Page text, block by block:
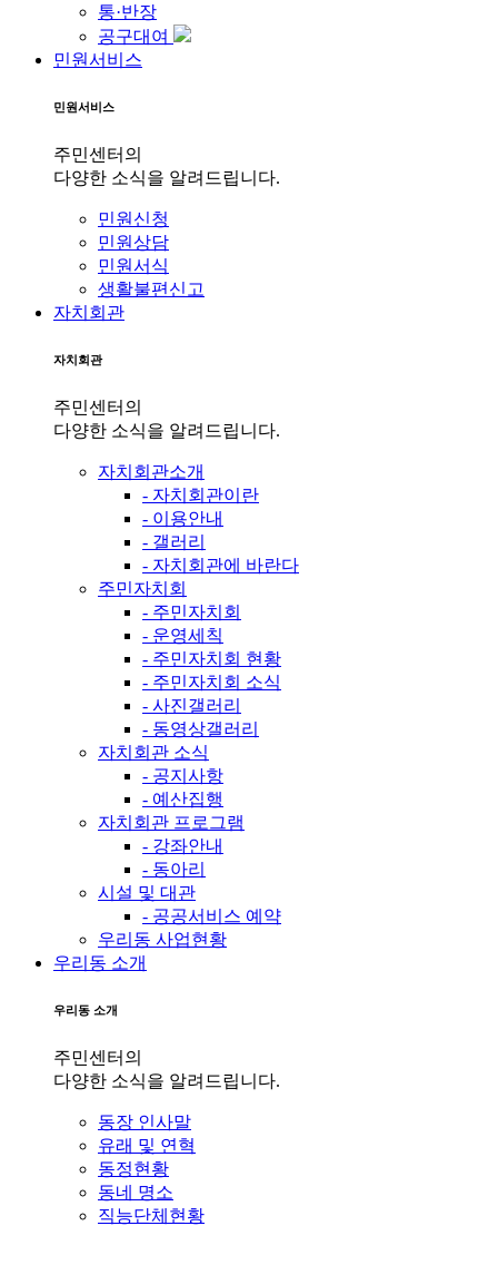
통·반장
공구대여
민원서비스
민원서비스
주민센터의
다양한 소식을 알려드립니다.
민원신청
민원상담
민원서식
생활불편신고
자치회관
자치회관
주민센터의
다양한 소식을 알려드립니다.
자치회관소개
- 자치회관이란
- 이용안내
- 갤러리
- 자치회관에 바란다
주민자치회
- 주민자치회
- 운영세칙
- 주민자치회 현황
- 주민자치회 소식
- 사진갤러리
- 동영상갤러리
자치회관 소식
- 공지사항
- 예산집행
자치회관 프로그램
- 강좌안내
- 동아리
시설 및 대관
- 공공서비스 예약
우리동 사업현황
우리동 소개
우리동 소개
주민센터의
다양한 소식을 알려드립니다.
동장 인사말
유래 및 연혁
동정현황
동네 명소
직능단체현황